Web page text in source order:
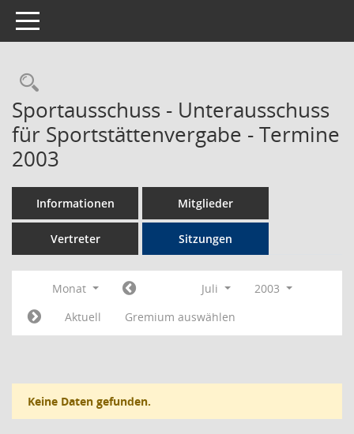
Toggle navigation
Rechercheauswahl
Sportausschuss - Unterausschuss
für Sportstättenvergabe - Termine
2003
Informationen Mitglieder
Vertreter Sitzungen
Monat Juli
2003
Aktuell
Gremium auswählen
Keine Daten gefunden.